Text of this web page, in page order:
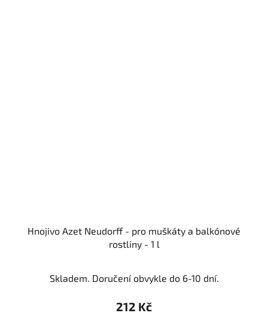
Hnojivo Azet Neudorff - pro muškáty a balkónové
rostliny - 1 l
Skladem. Doručení obvykle do 6-10 dní.
212 Kč